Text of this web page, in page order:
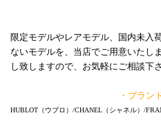
限定モデルやレアモデル、国内未入
ないモデルを、当店でご用意いたし
し致しますので、お気軽にご相談下
・ブラン
HUBLOT（ウブロ）/CHANEL（シャネル）/